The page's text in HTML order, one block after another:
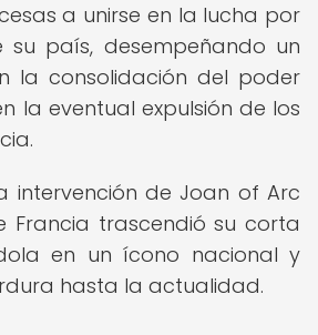
a unirse en la lucha por
su país, desempeñando un
la consolidación del poder
la eventual expulsión de los
intervención de Joan of Arc
Francia trascendió su corta
en un ícono nacional y
hasta la actualidad.